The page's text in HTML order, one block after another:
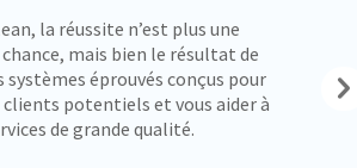
la réussite n’est plus une
mais bien le résultat de
systèmes éprouvés conçus pour
clients potentiels et vous aider à
de grande qualité.